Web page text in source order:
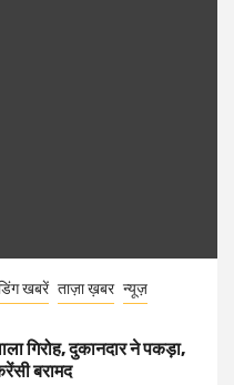
खबरें ताज़ा ख़बर न्यूज़
गिरोह, दुकानदार ने पकड़ा,
बरामद